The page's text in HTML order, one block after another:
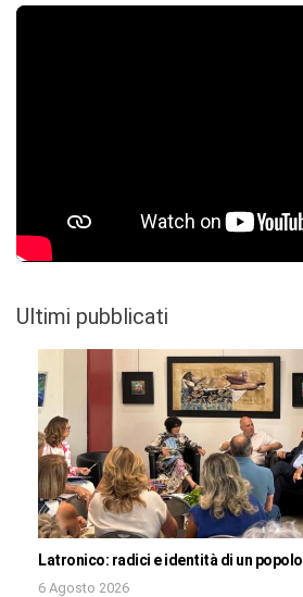
Ultimi pubblicati
Latronico: radici e identità di un popolo
6 Agosto 2026